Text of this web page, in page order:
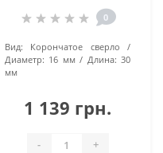
0
Вид:
Корончатое сверло
Диаметр: 16 мм Длина: 30
мм
1 139 грн.
- +